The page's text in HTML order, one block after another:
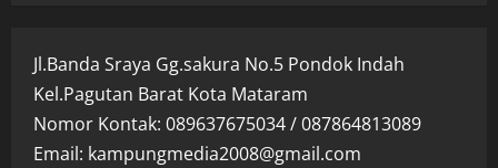
Jl.Banda Sraya Gg.sakura No.5 Pondok Indah
Kel.Pagutan Barat Kota Mataram
Nomor Kontak: 089637675034 / 087864813089
Email: kampungmedia2008@gmail.com